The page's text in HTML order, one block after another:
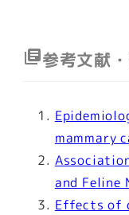
library_books参考文献
mammary
and Feline
Effects of